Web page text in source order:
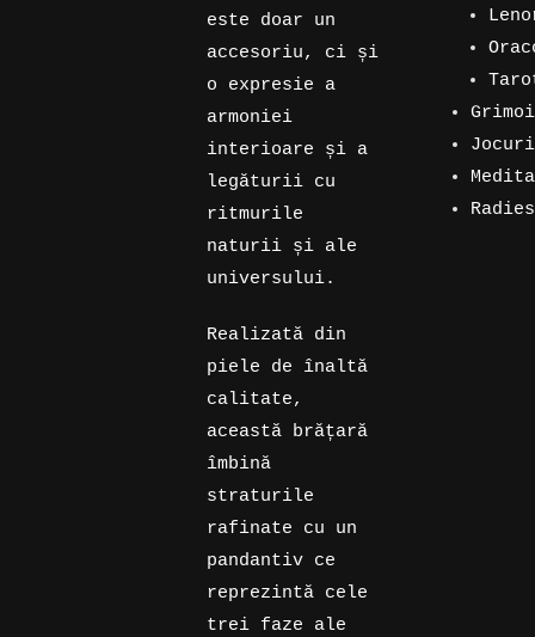
este doar un
accesoriu, ci și
o expresie a
armoniei
interioare și a
legăturii cu
ritmurile
naturii și ale
universului.
Realizată din
piele de înaltă
calitate,
această brățară
îmbină
straturile
rafinate cu un
pandantiv ce
reprezintă cele
trei faze ale
4
11
33
de
71
de
5
Jocuri
3
1